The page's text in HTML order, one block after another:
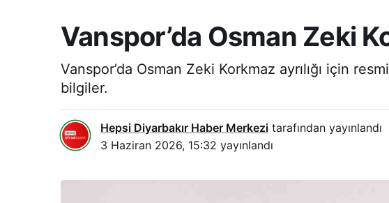
Vanspor’da Osman Zeki
Vanspor’da Osman Zeki Korkmaz ayrılığı için
bilgiler.
Hepsi Diyarbakır Haber Merkezi tarafından yayınlandı
3 Haziran 2026, 15:32 yayınlandı